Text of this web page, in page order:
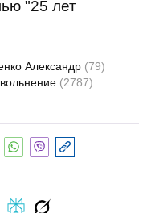
"25 лет
Александр (79)
(2787)